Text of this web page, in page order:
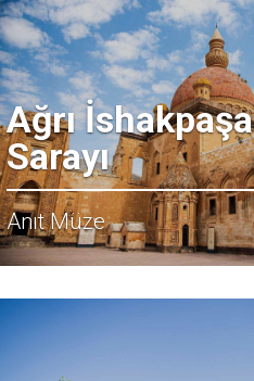
Ağrı İshakpaşa
Sarayı
Anıt Müze